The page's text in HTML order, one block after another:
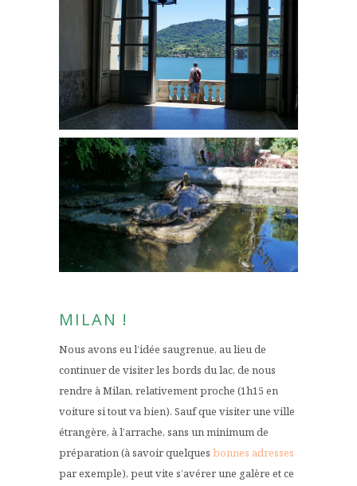
MILAN !
Nous avons eu l’idée saugrenue, au lieu de
continuer de visiter les bords du lac, de nous
rendre à Milan, relativement proche (1h15 en
voiture si tout va bien). Sauf que visiter une ville
étrangère, à l’arrache, sans un minimum de
préparation (à savoir quelques bonnes adresses
par exemple), peut vite s’avérer une galère et ce